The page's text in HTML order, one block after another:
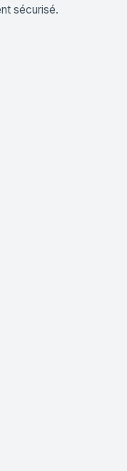
sécurisé.